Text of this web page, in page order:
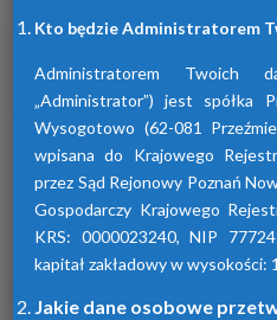
sprężonego
urządzeń.
Dowiedz się
Kto będzie Administratorem
Administratorem Twoich
„Administrator”) jest spółka
Wysogotowo (62-081
wpisana do Krajowego
przez Sąd Rejonowy Poznań
Gospodarczy Krajowego
KRS: 0000023240, NIP
kapitał zakładowy w wysokości:
Jakie dane osobowe